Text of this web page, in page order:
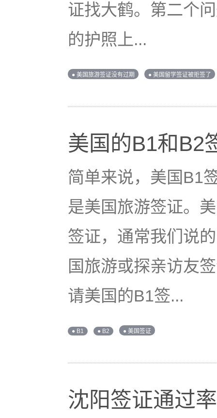
证找大鹤。第二个
的护照上...
● 美国旅游签证没有过期 ● 美国留学签证被拒签了
美国的B1和B2
简单来说，美国B1
是美国旅游签证。
签证，通常我们说
国旅游或探亲访友
请美国的B1签...
● B1 ● B2 ● 美国签证
沈阳签证通过率